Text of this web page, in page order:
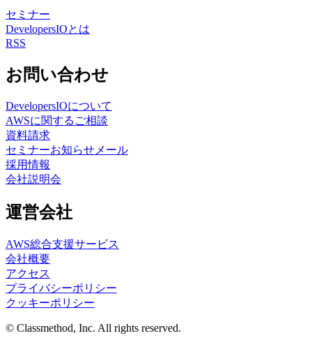
セミナー
DevelopersIOとは
RSS
お問い合わせ
DevelopersIOについて
AWSに関するご相談
資料請求
セミナーお知らせメール
採用情報
会社説明会
運営会社
AWS総合支援サービス
会社概要
アクセス
プライバシーポリシー
クッキーポリシー
© Classmethod, Inc. All rights reserved.